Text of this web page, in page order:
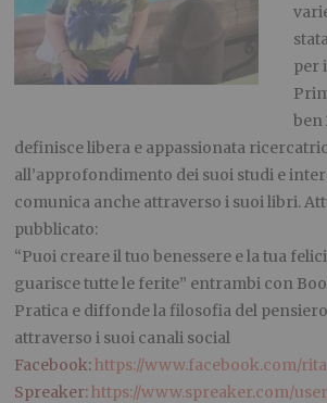
per
ben
definisce libera e appassionata
all’approfondimento dei suoi studi e
comunica anche attraverso i suoi libri.
pubblicato:
“Puoi creare il tuo benessere e la tua
guarisce tutte le ferite” entrambi con
Pratica e diffonde la filosofia del
attraverso i suoi canali social
Facebook:https://www.facebook.com/
Spreaker:https://www.spreaker.com/user/